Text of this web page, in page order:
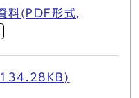
料(PDF形式,
134.28KB)